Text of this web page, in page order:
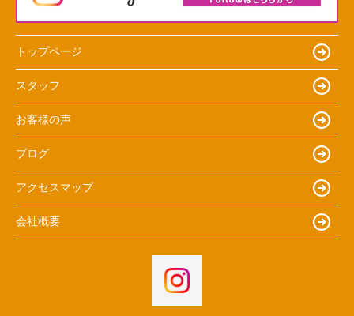
トップページ
スタッフ
お客様の声
ブログ
アクセスマップ
会社概要